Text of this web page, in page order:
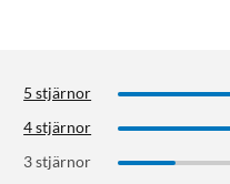
5 stjärnor
4 stjärnor
3 stjärnor